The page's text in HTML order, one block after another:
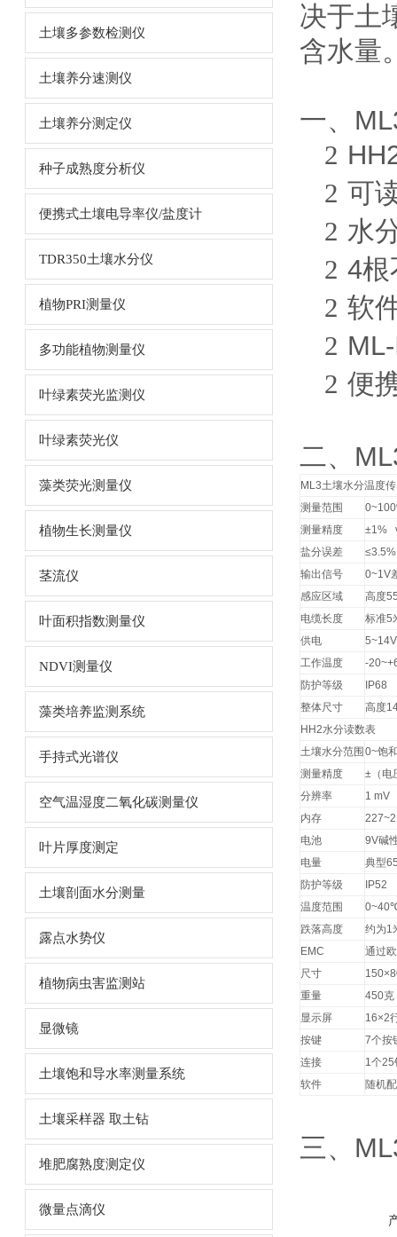
土壤多参数检测仪
土壤养分速测仪
土壤养分测定仪
种子成熟度分析仪
便携式土壤电导率仪/盐度计
TDR350土壤水分仪
植物PRI测量仪
多功能植物测量仪
叶绿素荧光监测仪
叶绿素荧光仪
藻类荧光测量仪
植物生长测量仪
茎流仪
叶面积指数测量仪
NDVI测量仪
藻类培养监测系统
手持式光谱仪
空气温湿度二氧化碳测量仪
叶片厚度测定
土壤剖面水分测量
露点水势仪
植物病虫害监测站
显微镜
土壤饱和导水率测量系统
土壤采样器 取土钻
堆肥腐熟度测定仪
微量点滴仪
决于土
含水量
一、
2
2 可
2 水
2 4根
2 软
2
2 便
二、
ML3土壤水分温度
测量范围
测量精度
±1%
盐分误差
≤3.5%
输出信号
0~1V
感应区域
高度
电缆长度
标准5
供电
5~14V
工作温度
-
防护等级
IP68
整体尺寸
高度
HH2水分读数表
土壤水分范围 0~饱
测量精度
±（电
分辨率
1 mV
内存
电池
9V碱
电量
典型
防护等级
IP52
温度范围
跌落高度
约为1
EMC
通过
尺寸
重量
450克
显示屏
16×2
按键
7个按
连接
1个25
软件
随机
三、